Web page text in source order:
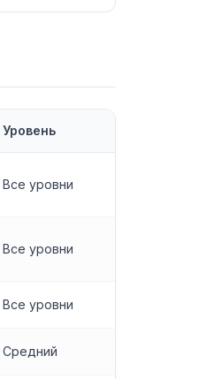
Уровень
Все уровни
Все уровни
Все уровни
Средний